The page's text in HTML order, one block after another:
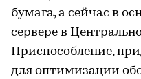
бумага, а сейчас в
сервере в
Приспособление,
для оптимизации